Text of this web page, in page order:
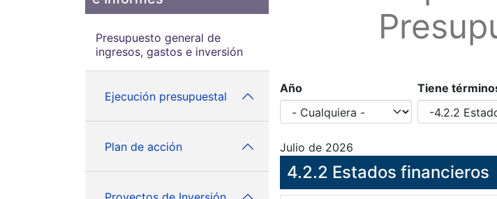
Presupuesto general de
ingresos, gastos e inversión
Ejecución presupuestal
Plan de acción
Año Tiene
Julio de 2026
4.2.2 Estados financieros